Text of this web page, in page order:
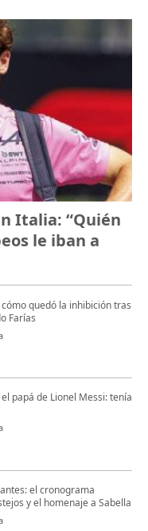
Italia: “Quién
le iban a
cómo quedó la inhibición tras
Farías
papá de Lionel Messi: tenía
el cronograma
y el homenaje a Sabella